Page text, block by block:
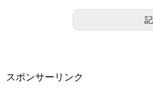
スポンサーリンク